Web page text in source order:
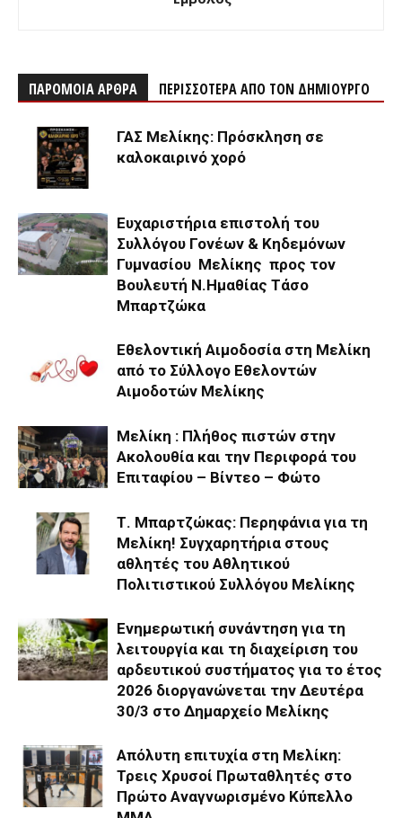
ΠΑΡΟΜΟΙΑ ΑΡΘΡΑ ΠΕΡΙΣΣΟΤΕΡΑ ΑΠΟ ΤΟΝ ΔΗΜΙΟΥΡΓΟ
ΓΑΣ Μελίκης: Πρόσκληση σε
καλοκαιρινό χορό
Ευχαριστήρια επιστολή του
Συλλόγου Γονέων & Κηδεμόνων
Γυμνασίου Μελίκης προς τον
Βουλευτή Ν.Ημαθίας Τάσο
Μπαρτζώκα
Εθελοντική Αιμοδοσία στη Μελίκη
από το Σύλλογο Εθελοντών
Αιμοδοτών Μελίκης
Μελίκη : Πλήθος πιστών στην
Ακολουθία και την Περιφορά του
Επιταφίου – Βίντεο – Φώτο
Τ. Μπαρτζώκας: Περηφάνια για τη
Μελίκη! Συγχαρητήρια στους
αθλητές του Αθλητικού
Πολιτιστικού Συλλόγου Μελίκης
Ενημερωτική συνάντηση για τη
λειτουργία και τη διαχείριση του
αρδευτικού συστήματος για το έτος
2026 διοργανώνεται την Δευτέρα
30/3 στο Δημαρχείο Μελίκης
Απόλυτη επιτυχία στη Μελίκη:
Τρεις Χρυσοί Πρωταθλητές στο
Πρώτο Αναγνωρισμένο Κύπελλο